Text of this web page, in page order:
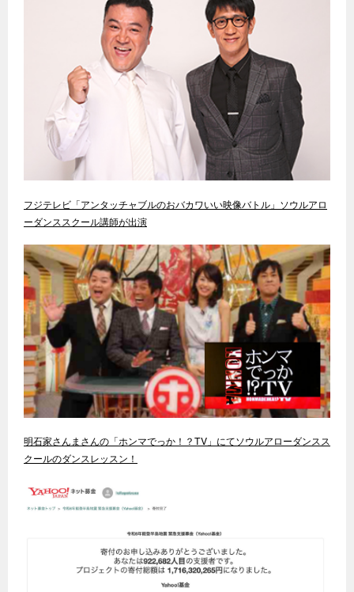
フジテレビ「アンタッチャブルのおバカワいい映像バトル」ソウルアロ
ーダンススクール講師が出演
明石家さんまさんの「ホンマでっか！？TV」にてソウルアローダンスス
クールのダンスレッスン！